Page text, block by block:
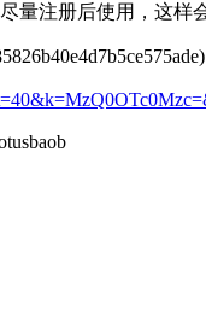
量注册后使用，这样